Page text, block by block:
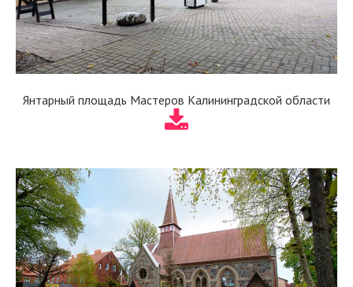
Янтарный площадь Мастеров Калининградской области